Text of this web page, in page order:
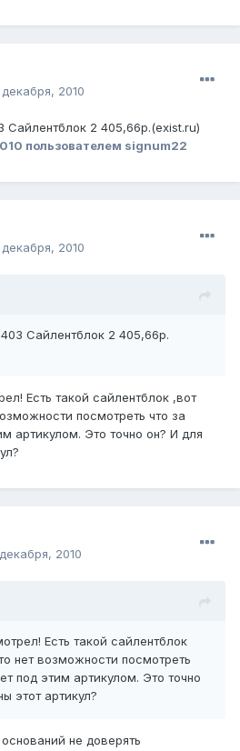
2010
Сайлентблок 2 405,66р.(exist.ru)
пользователем signum22
2010
Сайлентблок 2 405,66р.
Есть такой сайлентблок ,вот
посмотреть что за
артикулом. Это точно он? И для
2010
Есть такой сайлентблок
нет возможности посмотреть
под этим артикулом. Это точно
этот артикул?
не доверять